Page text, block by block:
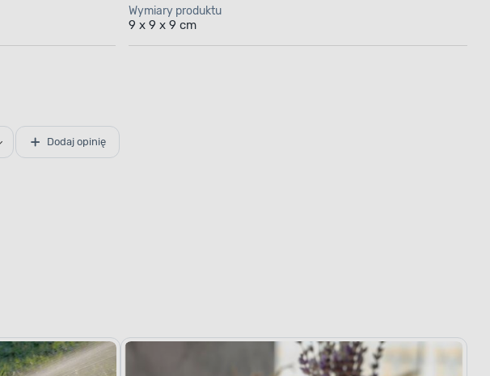
Wymiary produktu
9 x 9 x 9 cm
Dodaj opinię